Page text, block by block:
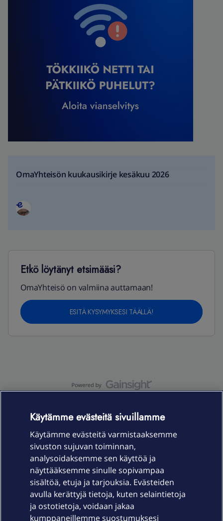
OmaYhteisön kuukausikirje kesäkuu 2026
Etkö löytänyt etsimääsi?
OmaYhteisö on valmiina auttamaan!
ESITÄ KYSYMYKSESI TÄÄLLÄ!
Laitteet & liittymät
Palvelut
Käytämme evästeitä sivuillamme
Käytämme evästeitä varmistaaksemme
sivuston sujuvan toiminnan,
analysoidaksemme sen käyttöä ja
näyttääksemme sinulle sopivampaa
sisältöä, etuja ja tarjouksia. Evästeiden
avulla kerättyjä tietoja, kuten selaintietoja
ja ostotietoja, voidaan jakaa
kumppaneillemme suostumuksesi